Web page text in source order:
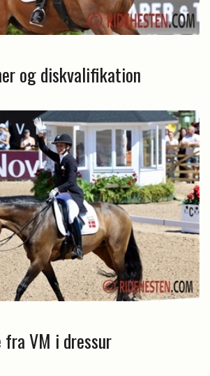
og diskvalifikation
fra VM i dressur